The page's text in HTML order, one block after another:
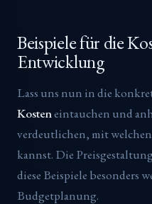
Beispiele für die
Entwicklung
Lass uns nun in die
Kosteneintauchen und
verdeutlichen, mit
kannst. Die
diese Beispiele besonders
Budgetplanung.